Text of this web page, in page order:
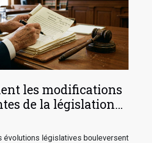
les modifications
de la législation
elles le droit du
travail ?
évolutions législatives bouleversent